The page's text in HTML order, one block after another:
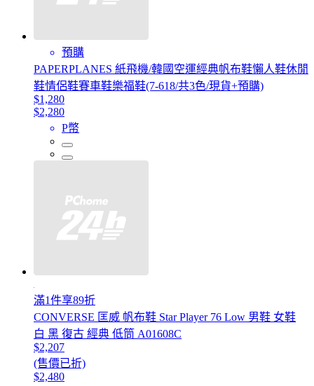
預購
PAPERPLANES 紙飛機/韓國空運經典帆布鞋懶人鞋休閒
鞋情侶鞋賽車鞋樂福鞋(7-618/共3色/現貨+預購)
$1,280
$2,280
P幣
滿1件享89折
CONVERSE 匡威 帆布鞋 Star Player 76 Low 男鞋 女鞋
白 黑 復古 經典 低筒 A01608C
$2,207
(售價已折)
$2,480